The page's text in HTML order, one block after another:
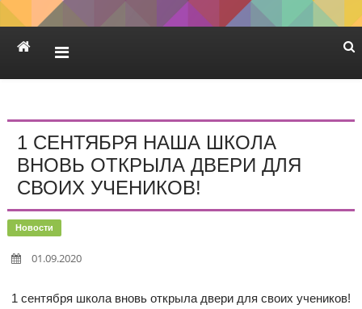
1 СЕНТЯБРЯ НАША ШКОЛА
ВНОВЬ ОТКРЫЛА ДВЕРИ ДЛЯ
СВОИХ УЧЕНИКОВ!
Новости
01.09.2020
1 сентября школа вновь открыла двери для своих учеников!